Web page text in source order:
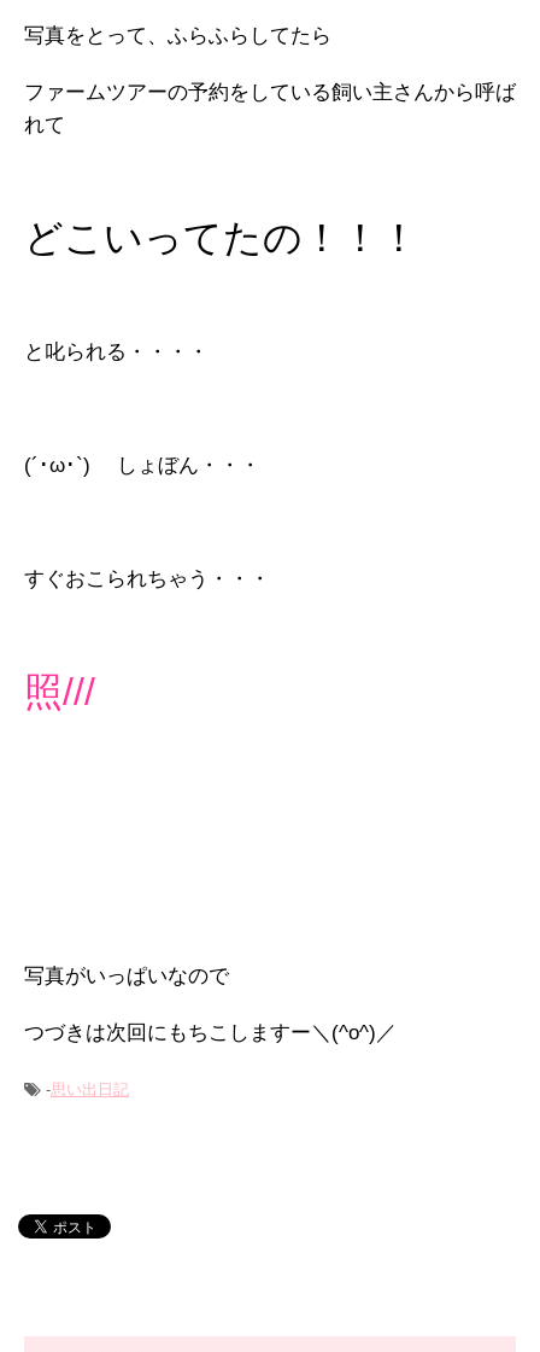
写真をとって、ふらふらしてたら
ファームツアーの予約をしている飼い主さんから呼ば
れて
どこいってたの！！！
と叱られる・・・・
(´･ω･`) しょぼん・・・
すぐおこられちゃう・・・
照///
写真がいっぱいなので
つづきは次回にもちこしますー＼(^o^)／
-思い出日記